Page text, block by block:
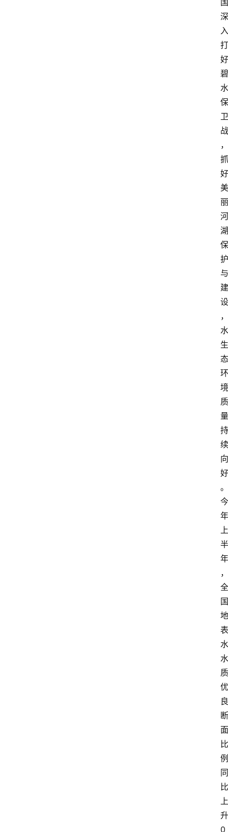
国
深
入
打
好
碧
水
保
卫
战
，
抓
好
美
丽
河
湖
保
护
与
建
设
，
水
生
态
环
境
质
量
持
续
向
好
。
今
年
上
半
年
，
全
国
地
表
水
水
质
优
良
断
面
比
例
同
比
上
升
0